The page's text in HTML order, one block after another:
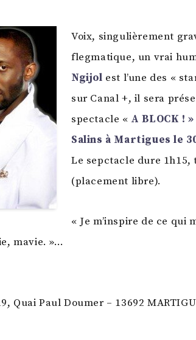
Voix, singulièrement
flegmatique, un vrai
Ngijol est l’une des «
sur Canal +, il sera
spectacle « A BLOCK !
Salins à Martigues le
Le sepctacle dure 1h15,
(placement libre).
« Je m’inspire de ce qui
mavie. »…
Quai Paul Doumer – 13692